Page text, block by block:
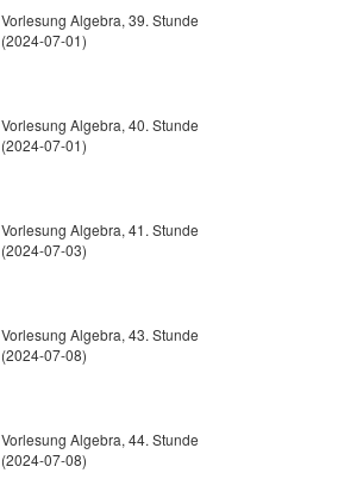
Vorlesung Algebra, 39. Stunde
(2024-07-01)
Vorlesung Algebra, 40. Stunde
(2024-07-01)
Vorlesung Algebra, 41. Stunde
(2024-07-03)
Vorlesung Algebra, 43. Stunde
(2024-07-08)
Vorlesung Algebra, 44. Stunde
(2024-07-08)